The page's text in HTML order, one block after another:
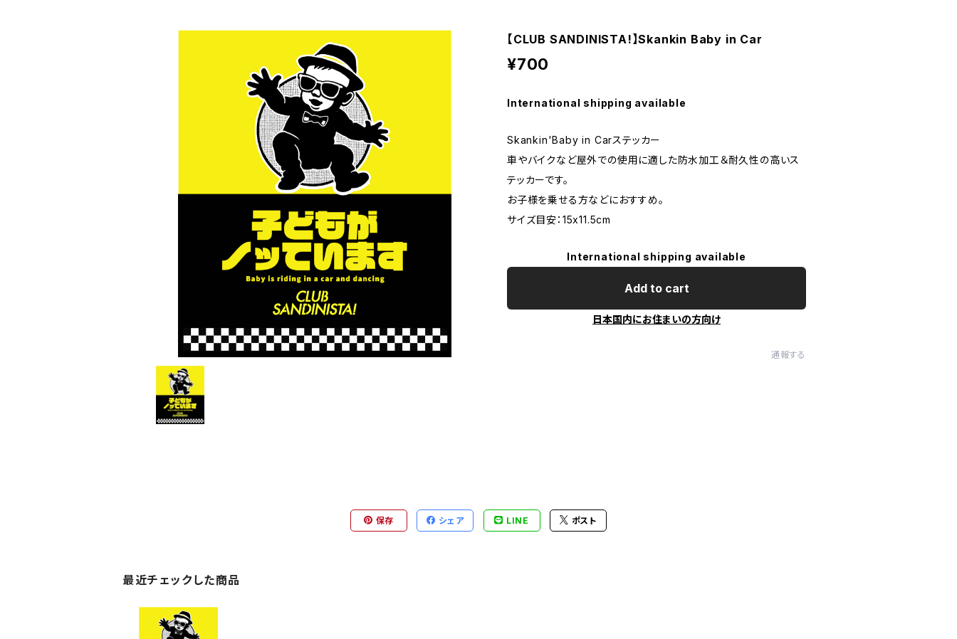
【CLUB SANDINISTA!】Skankin Baby in Car
¥700
International shipping available
Skankin'Baby in Carステッカー
車やバイクなど屋外での使用に適した防水加工＆耐久性の高いス
テッカーです。
お子様を乗せる方などにおすすめ。
サイズ目安：15x11.5cm
International shipping available
Add to cart
日本国内にお住まいの方向け
通報する
保存 シェア LINE ポスト
最近チェックした商品